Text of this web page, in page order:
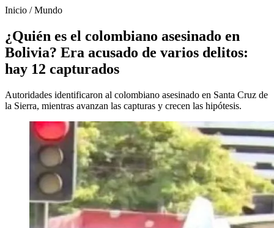
Inicio /Mundo
¿Quién es el colombiano asesinado en
Bolivia? Era acusado de varios delitos:
hay 12 capturados
Autoridades identificaron al colombiano asesinado en Santa Cruz de
la Sierra, mientras avanzan las capturas y crecen las hipótesis.